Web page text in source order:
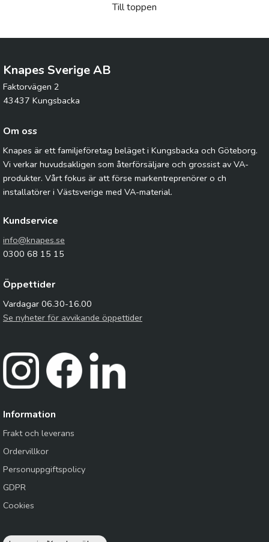
Till toppen
Knapes Sverige AB
Faktorvägen 2
43437 Kungsbacka
Om oss
Knapes är ett familjeföretag beläget i Kungsbacka och Göteborg.
Vi verkar huvudsakligen som återförsäljare och grossist av VA-
produkter. Vårt fokus är att förse markentreprenörer o ch
installatörer i Västsverige med VA-material.
Kundservice
info@knapes.se
0300 68 15 15
Öppettider
Vardagar 06.30-16.00
Se nyheter för avvikande öppettider
Information
Frakt och leverans
Ordervillkor
Personuppgiftspolicy
GDPR
Cookies